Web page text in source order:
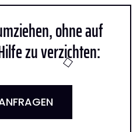
ohne auf
zu verzichten: